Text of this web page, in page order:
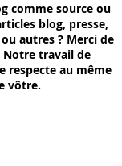
comme source ou
blog, presse,
autres ? Merci de
travail de
respecte au même
vôtre.